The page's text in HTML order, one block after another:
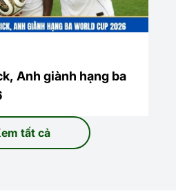
Anh giành hạng ba
tất cả